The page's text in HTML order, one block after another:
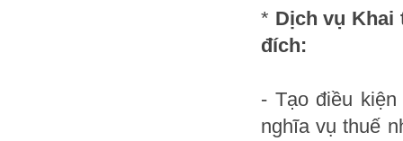
* Dịch vụ Khai
đích:
- Tạo điều
nghĩa vụ thuế